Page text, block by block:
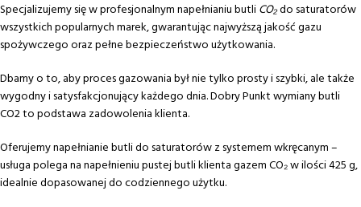
Specjalizujemy się w profesjonalnym napełnianiu butliCO₂do saturatorów
wszystkich popularnych marek, gwarantując najwyższą jakość gazu
spożywczego oraz pełne bezpieczeństwo użytkowania.
Dbamy o to, aby proces gazowania był nie tylko prosty i szybki, ale także
wygodny i satysfakcjonujący każdego dnia. Dobry Punkt wymiany butli
CO2 to podstawa zadowolenia klienta.
Oferujemy napełnianie butli do saturatorów z systemem wkręcanym –
usługa polega na napełnieniu pustej butli klienta gazem CO₂ w ilości 425 g,
idealnie dopasowanej do codziennego użytku.